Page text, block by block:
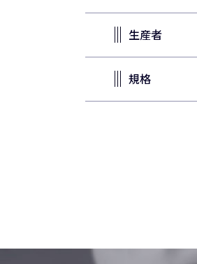
生産者
規格